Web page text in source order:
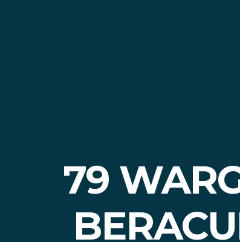
79